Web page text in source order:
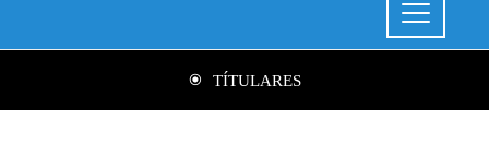
TÍTULARES